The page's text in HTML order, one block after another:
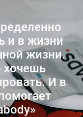
и в жизни
жизни.
хочешь
И в